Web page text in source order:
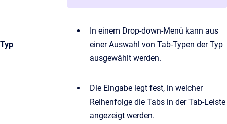
Typ
In einem Drop-down-Menü kann aus
einer Auswahl von Tab-Typen der Typ
ausgewählt werden.
Die Eingabe legt fest, in welcher
Reihenfolge die Tabs in der Tab-Leiste
angezeigt werden.